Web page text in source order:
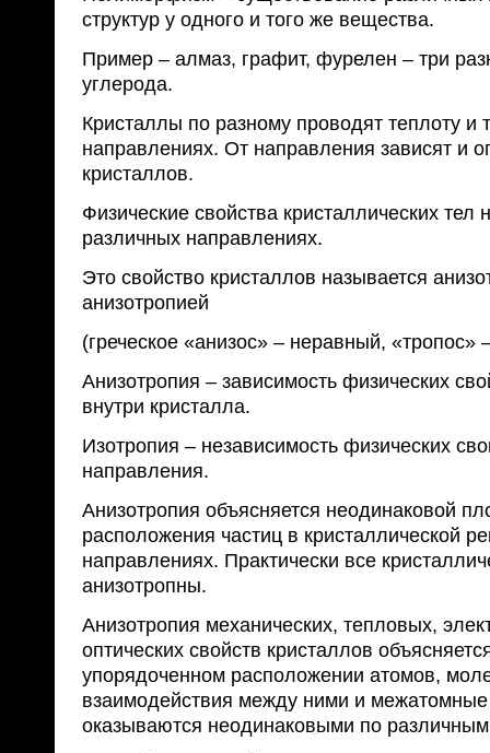
структур у одного и того же вещества.
Пример – алмаз, графит, фурелен – три
углерода.
Кристаллы по разному проводят теплоту и
направлениях. От направления зависят и
кристаллов.
Физические свойства кристаллических тел
различных направлениях.
Это свойство кристаллов называется
анизотропией
(греческое «анизос» – неравный, «тропос»
Анизотропия – зависимость физических
внутри кристалла.
Изотропия – независимость физических
направления.
Анизотропия объясняется неодинаковой
расположения частиц в кристаллической
направлениях. Практически все
анизотропны.
Анизотропия механических, тепловых,
оптических свойств кристаллов
упорядоченном расположении атомов,
взаимодействия между ними и межатомные
оказываются неодинаковыми по